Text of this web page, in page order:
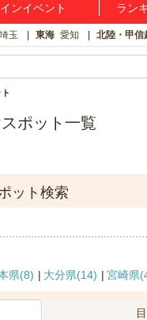
ンイベント ラン
埼玉 東海 愛知 北陸・甲信
ポット一覧
ット検索
県(8) 大分県(14) 宮崎県